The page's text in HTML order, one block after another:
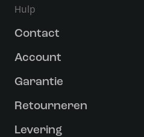
Hulp
Contact
Account
Garantie
Retourneren
Levering